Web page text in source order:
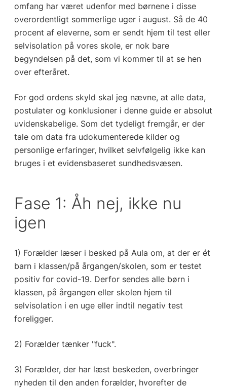
omfang har været udenfor med børnene i disse
overordentligt sommerlige uger i august. Så de 40
procent af eleverne, som er sendt hjem til test eller
selvisolation på vores skole, er nok bare
begyndelsen på det, som vi kommer til at se hen
over efteråret.
For god ordens skyld skal jeg nævne, at alle data,
postulater og konklusioner i denne guide er absolut
uvidenskabelige. Som det tydeligt fremgår, er der
tale om data fra udokumenterede kilder og
personlige erfaringer, hvilket selvfølgelig ikke kan
bruges i et evidensbaseret sundhedsvæsen.
Fase 1: Åh nej, ikke nu
igen
1) Forælder læser i besked på Aula om, at der er ét
barn i klassen/på årgangen/skolen, som er testet
positiv for covid-19. Derfor sendes alle børn i
klassen, på årgangen eller skolen hjem til
selvisolation i en uge eller indtil negativ test
foreligger.
2) Forælder tænker "fuck".
3) Forælder, der har læst beskeden, overbringer
nyheden til den anden forælder, hvorefter de